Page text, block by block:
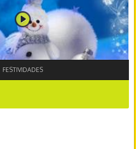
FESTIVIDADES